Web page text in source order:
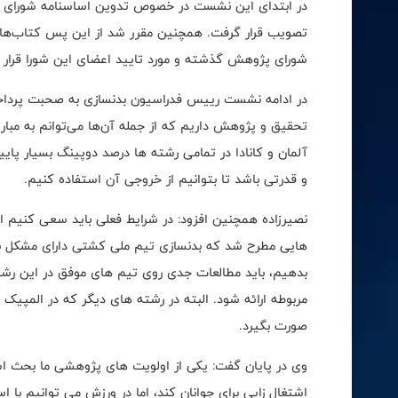
در ابتدای این نشست در خصوص تدوین اساسنامه
تصویب قرار گرفت. همچنین مقرر شد از این پس
شورای پژوهش گذشته و مورد تایید اعضای این شورا قرار
در ادامه نشست رییس فدراسیون بدنسازی به صحبت
تحقیق و پژوهش داریم که از جمله آن‌ها می‌توانم به
آلمان و کانادا در تمامی رشته ها درصد دوپینگ بسیار
و قدرتی باشد تا بتوانیم از خروجی آن استفاده کنیم.
نصیرزاده همچنین افزود: در شرایط فعلی باید سعی
هایی مطرح شد که بدنسازی تیم ملی کشتی دارای مشکل
بدهیم، باید مطالعات جدی روی تیم های موفق در این
مربوطه ارائه شود. البته در رشته های دیگر که در
صورت بگیرد.
وی در پایان گفت: یکی از اولویت های پژوهشی ما بحث
اشتغال زایی برای جوانان کند، اما در ورزش می توانیم